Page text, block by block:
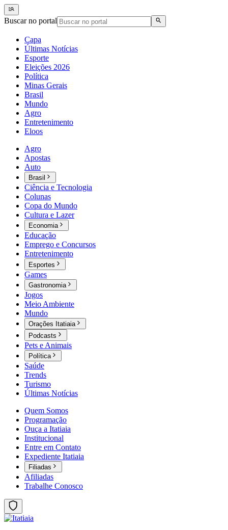
Buscar no portal
Capa
Últimas Notícias
Esporte
Eleições 2026
Política
Minas Gerais
Brasil
Mundo
Agro
Entretenimento
Eloos
Agro
Apostas
Auto
Brasil
Ciência e Tecnologia
Colunas
Copa do Mundo
Cultura e Lazer
Economia
Educação
Emprego e Concursos
Entretenimento
Esportes
Games
Gastronomia
Jogos
Meio Ambiente
Mundo
Orações Itatiaia
Podcasts
Pets e Animais
Política
Saúde
Trends
Turismo
Últimas Notícias
Quem Somos
Programação
Ouça a Itatiaia
Institucional
Entre em Contato
Expediente Itatiaia
Filiadas
Afiliadas
Trabalhe Conosco